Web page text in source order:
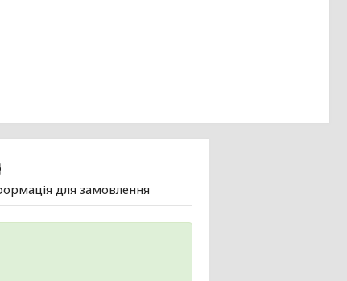
для замовлення